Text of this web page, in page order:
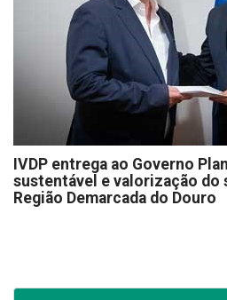
IVDP entrega ao Governo
sustentável e valorização
Região Demarcada do Douro